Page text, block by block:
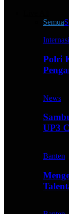
Semua
Polri
News
UP3
Banten